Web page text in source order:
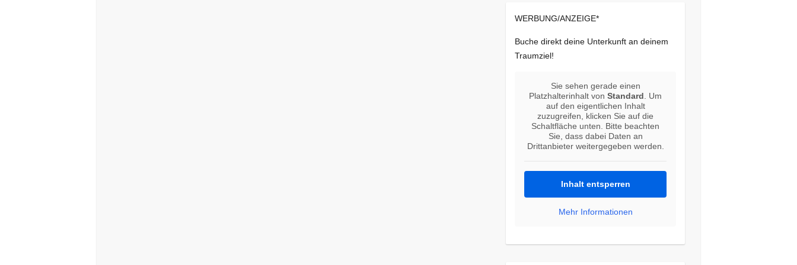
WERBUNG/ANZEIGE*
Buche direkt deine Unterkunft an deinem
Traumziel!
Sie sehen gerade einen
Platzhalterinhalt vonStandard . Um
auf den eigentlichen Inhalt
zuzugreifen, klicken Sie auf die
Schaltfläche unten. Bitte beachten
Sie, dass dabei Daten an
Drittanbieter weitergegeben werden.
Inhalt entsperren
Mehr Informationen